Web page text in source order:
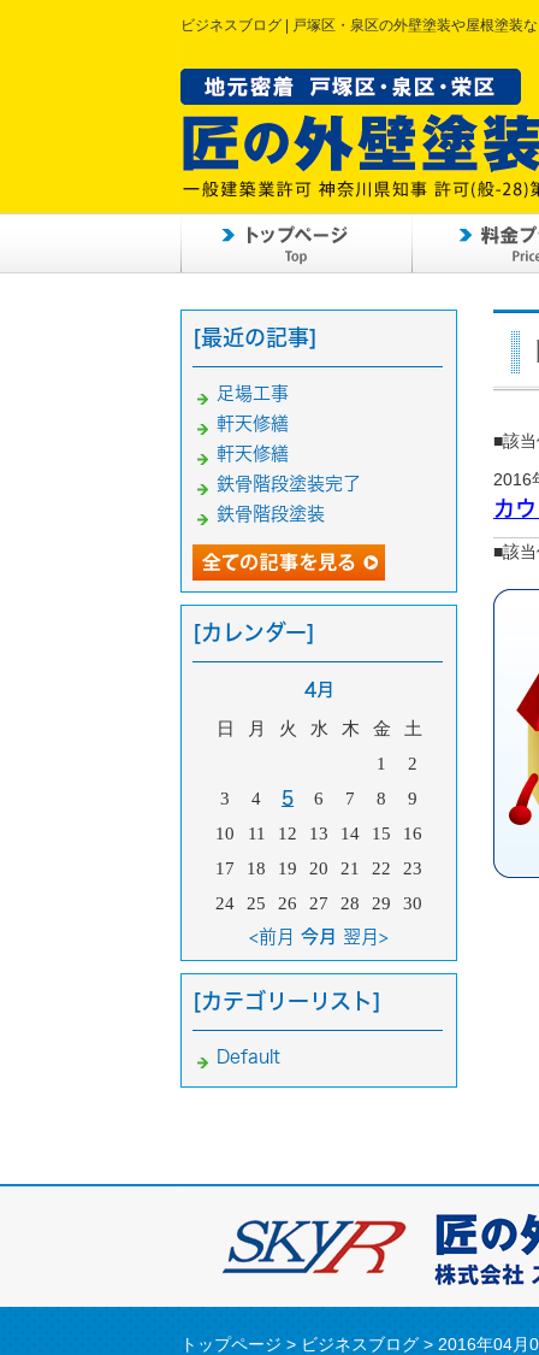
ビジネスブログ | 戸塚区・泉区の外壁塗装や屋根塗装
■該
2016
カ
■該
[最近の記事]
足場工事
軒天修繕
軒天修繕
鉄骨階段塗装完了
鉄骨階段塗装
[カレンダー]
4月
日 月 火 水 木 金
土
1
2
3
4 5 6 7 8
9
10
11 12 13 14 15
16
17
18 19 20 21 22
23
24
25 26 27 28 29 30
<前月 今月 翌月>
[カテゴリーリスト]
Default
トップページ ビジネスブログ 2016年04月